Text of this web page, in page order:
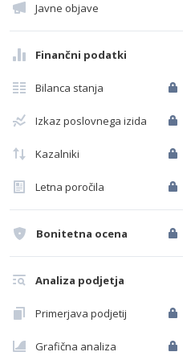
Javne objave
Finančni podatki
Bilanca stanja
Izkaz poslovnega izida
Kazalniki
Letna poročila
Bonitetna ocena
Analiza podjetja
Primerjava podjetij
Grafična analiza